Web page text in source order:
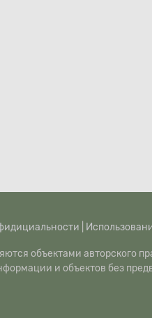
объектами авторского
и объектов без